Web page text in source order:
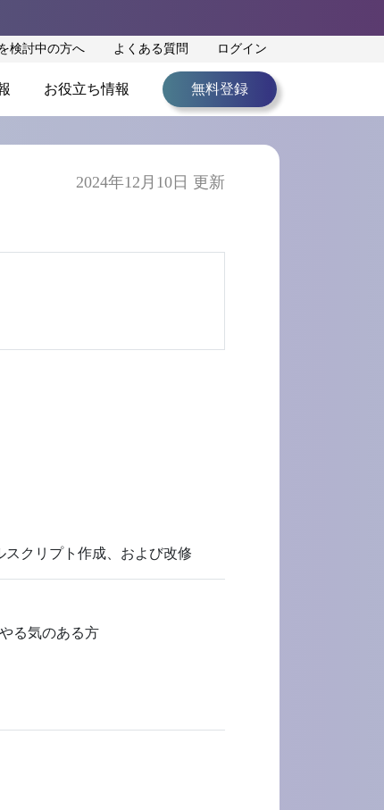
検討中の方へ よくある質問 ログイン
お役立ち情報 無料登録
2024年12月10日 更新
クリプト作成、および改修
る気のある方